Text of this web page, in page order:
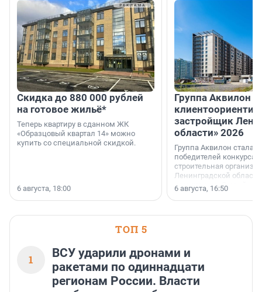
Скидка до 880 000 рублей
на готовое жильё*
Теперь квартиру в сданном ЖК
«Образцовый квартал 14» можно
купить со специальной скидкой.
6 августа, 18:00
Группа Аквилон
застройщик
области» 2026
Группа Аквилон стала
победителей конкурса
строительная
Ленинградской области
номинации «Самый
застройщик
области».
6 августа, 16:50
ТОП 5
1
ВСУ ударили дронами и
ракетами по одиннадцати
регионам России. Власти